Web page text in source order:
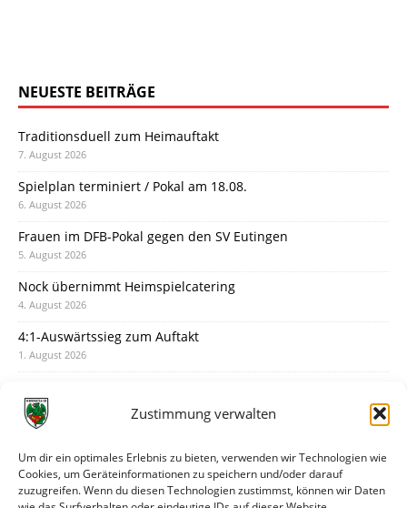
Zustimmung verwalten
Um dir ein optimales Erlebnis zu bieten, verwenden wir Technologien wie
Cookies, um Geräteinformationen zu speichern und/oder darauf
zuzugreifen. Wenn du diesen Technologien zustimmst, können wir Daten
NEUESTE BEITRÄGE
Traditionsduell zum Heimauftakt
7. August 2026
Spielplan terminiert / Pokal am 18.08.
6. August 2026
Frauen im DFB-Pokal gegen den SV Eutingen
5. August 2026
Nock übernimmt Heimspielcatering
4. August 2026
4:1-Auswärtssieg zum Auftakt
1. August 2026
31. Juli 2026
30. Juli 2026
Deine Spielminute: 89+1
28. Juli 2026